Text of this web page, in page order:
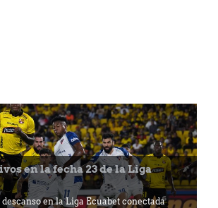
en la fecha 23 de la Liga
en la Liga Ecuabet conectada